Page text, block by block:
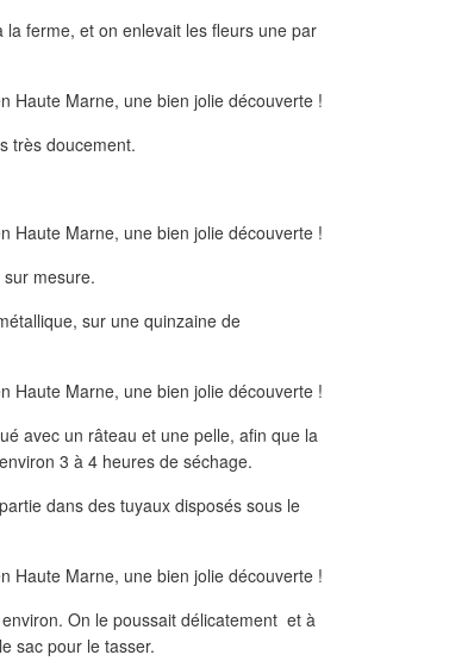
ferme, et on enlevait les fleurs une par
très doucement.
mesure.
sur une quinzaine de
avec un râteau et une pelle, afin que la
3 à 4 heures de séchage.
dans des tuyaux disposés sous le
On le poussait délicatement et à
sac pour le tasser.